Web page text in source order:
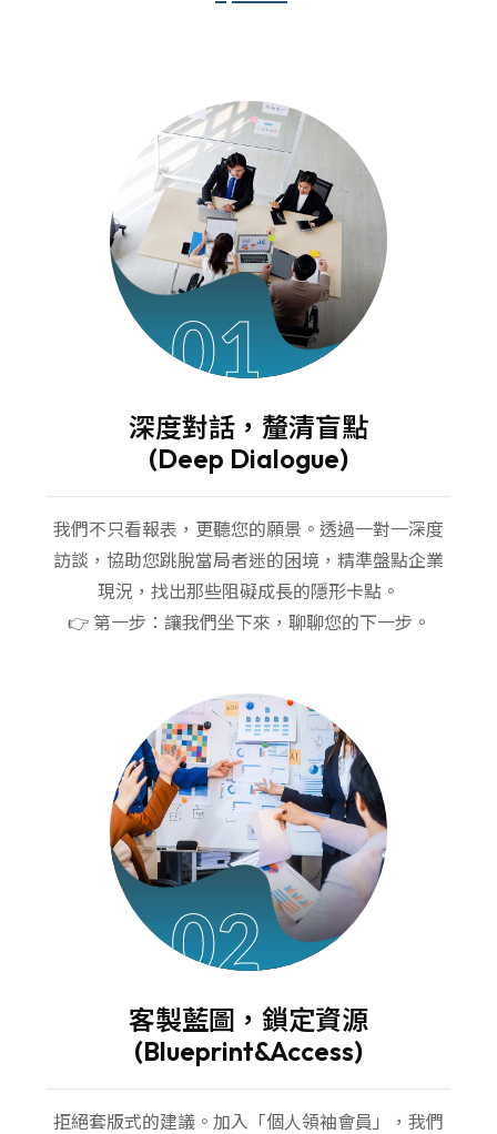
03
雙軌賦能，並肩作戰
(Empower & Execute)
成長不需獨自摸索。一方面透過實
戰課程升級您的領導思維；一方面
由顧問團隊親自下場，執行募資、
媒合或拓展專案，與您的團隊一起
打仗。
👉 行動：您負責掌舵，我們負責為
01
深度對話，釐清盲點
(Deep Dialogue)
我們不只看報表，更聽您的願景。透過一對一深度
訪談，協助您跳脫當局者迷的困境，精準盤點企業
現況，找出那些阻礙成長的隱形卡點。
👉 第一步：讓我們坐下來，聊聊您的下一步。
02
客製藍圖，鎖定資源
(Blueprint&Access)
拒絕套版式的建議。加入「個人領袖會員」，我們